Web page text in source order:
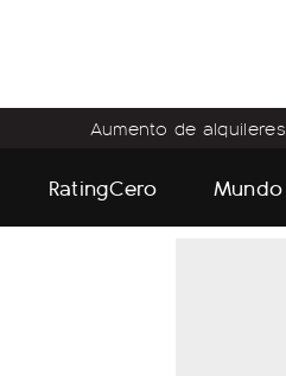
Aumento de alquileres
RatingCero Mundo